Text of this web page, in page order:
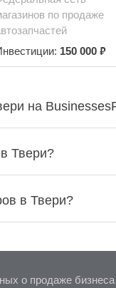
по продаже
150 000 ₽
на
Твери?
в Твери?
о продаже